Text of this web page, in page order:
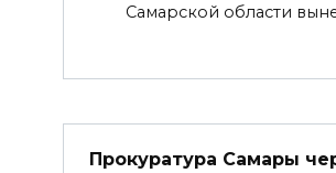
Самарской области
Прокуратура Самары